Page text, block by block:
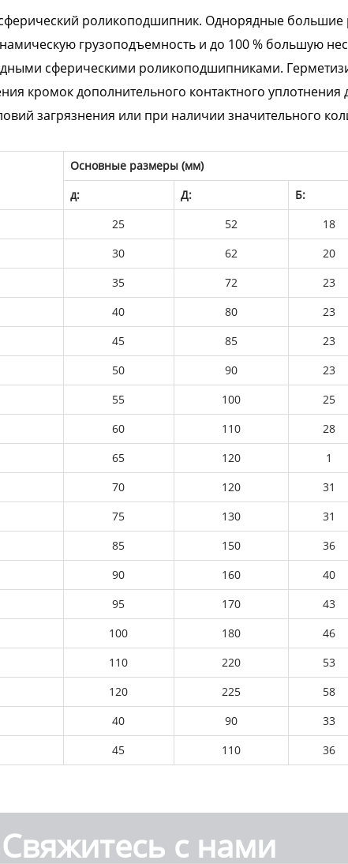
роликоподшипник. Однорядные большие
грузоподъемность и до 100 % большую
сферическими роликоподшипниками.
кромок дополнительного контактного
загрязнения или при наличии значительного
Основные размеры (мм)
д:
Д:
Б:
25 52 18
30 62 20
35 72 23
40 80 23
45 85 23
50 90 23
55 100 25
60 110 28
65 120 1
70 120 31
75 130 31
85 150 36
90 160 40
95 170 43
100 180 46
110 220 53
120 225 58
40 90 33
45 110 36
Свяжитесь с нами